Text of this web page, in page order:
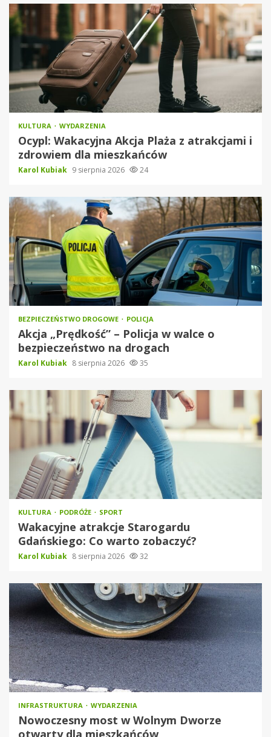
KULTURA WYDARZENIA
Ocypl: Wakacyjna Akcja Plaża z atrakcjami i
zdrowiem dla mieszkańców
Karol Kubiak 9 sierpnia 2026 24
BEZPIECZEŃSTWO DROGOWE POLICJA
Akcja „Prędkość” – Policja w walce o
bezpieczeństwo na drogach
Karol Kubiak 8 sierpnia 2026 35
KULTURA PODRÓŻE SPORT
Wakacyjne atrakcje Starogardu
Gdańskiego: Co warto zobaczyć?
Karol Kubiak 8 sierpnia 2026 32
INFRASTRUKTURA WYDARZENIA
Nowoczesny most w Wolnym Dworze
otwarty dla mieszkańców